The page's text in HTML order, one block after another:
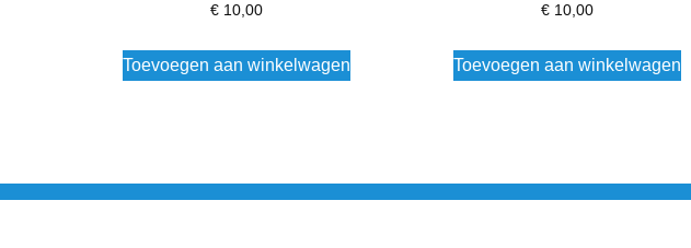
€10,00
Toevoegen aan winkelwagen
€ 10,00
Toevoegen aan winkelwagen